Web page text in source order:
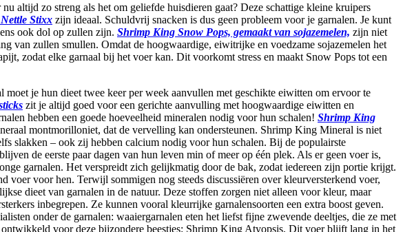
altijd zo streng als het om geliefde huisdieren gaat? Deze schattige kleine kruipers
Stixx zijn ideaal. Schuldvrij snacken is dus geen probleem voor je garnalen. Je kunt
ook dol op zullen zijn. Shrimp King Snow Pops, gemaakt van sojazemelen, zijn niet
van zullen smullen. Omdat de hoogwaardige, eiwitrijke en voedzame sojazemelen het
zodat elke garnaal bij het voer kan. Dit voorkomt stress en maakt Snow Pops tot een
je hun dieet twee keer per week aanvullen met geschikte eiwitten om ervoor te
zit je altijd goed voor een gerichte aanvulling met hoogwaardige eiwitten en
hebben een goede hoeveelheid mineralen nodig voor hun schalen! Shrimp King
montmorilloniet, dat de vervelling kan ondersteunen. Shrimp King Mineral is niet
slakken – ook zij hebben calcium nodig voor hun schalen. Bij de populairste
de eerste paar dagen van hun leven min of meer op één plek. Als er geen voer is,
garnalen. Het verspreidt zich gelijkmatig door de bak, zodat iedereen zijn portie krijgt.
voor hen. Terwijl sommigen nog steeds discussiëren over kleurversterkend voer,
dieet van garnalen in de natuur. Deze stoffen zorgen niet alleen voor kleur, maar
inbegrepen. Ze kunnen vooral kleurrijke garnalensoorten een extra boost geven.
onder de garnalen: waaiergarnalen eten het liefst fijne zwevende deeltjes, die ze met
voor deze bijzondere beestjes: Shrimp King Atyopsis. Dit voer blijft lang in het